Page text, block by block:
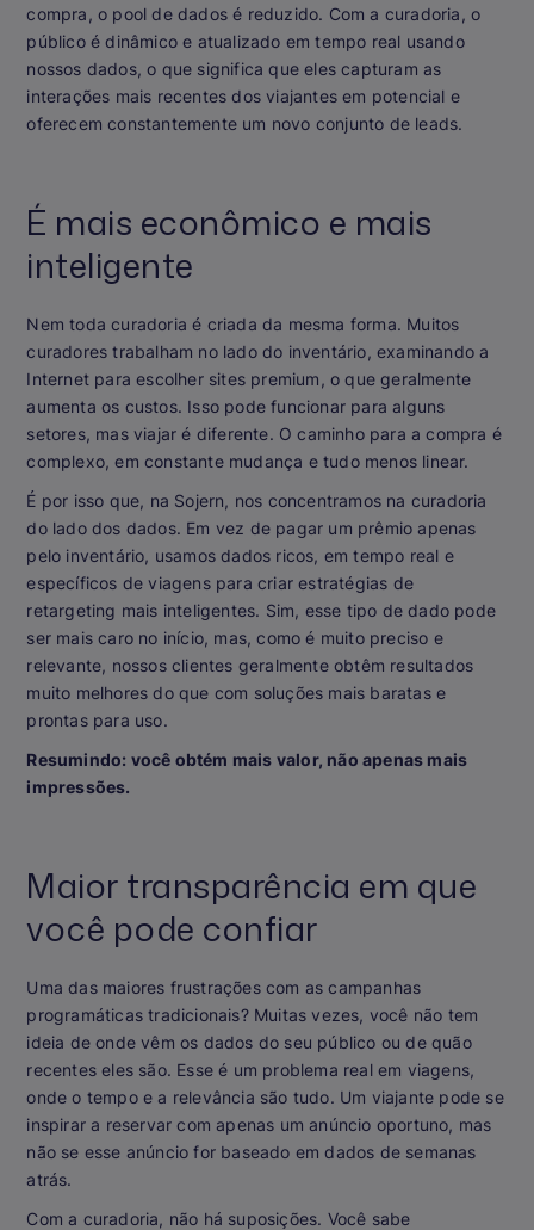
compra, o pool de dados é reduzido. Com a curadoria, o
público é dinâmico e atualizado em tempo real usando
nossos dados, o que significa que eles capturam as
interações mais recentes dos viajantes em potencial e
oferecem constantemente um novo conjunto de leads.
É mais econômico e mais
inteligente
Nem toda curadoria é criada da mesma forma. Muitos
curadores trabalham no lado do inventário, examinando a
Internet para escolher sites premium, o que geralmente
aumenta os custos. Isso pode funcionar para alguns
setores, mas viajar é diferente. O caminho para a compra é
complexo, em constante mudança e tudo menos linear.
É por isso que, na Sojern, nos concentramos na curadoria
do lado dos dados. Em vez de pagar um prêmio apenas
pelo inventário, usamos dados ricos, em tempo real e
específicos de viagens para criar estratégias de
retargeting mais inteligentes. Sim, esse tipo de dado pode
ser mais caro no início, mas, como é muito preciso e
relevante, nossos clientes geralmente obtêm resultados
muito melhores do que com soluções mais baratas e
prontas para uso.
Resumindo: você obtém mais valor, não apenas mais
impressões.
Maior transparência em que
você pode confiar
Uma das maiores frustrações com as campanhas
programáticas tradicionais? Muitas vezes, você não tem
ideia de onde vêm os dados do seu público ou de quão
recentes eles são. Esse é um problema real em viagens,
onde o tempo e a relevância são tudo. Um viajante pode se
inspirar a reservar com apenas um anúncio oportuno, mas
não se esse anúncio for baseado em dados de semanas
atrás.
Com a curadoria, não há suposições. Você sabe